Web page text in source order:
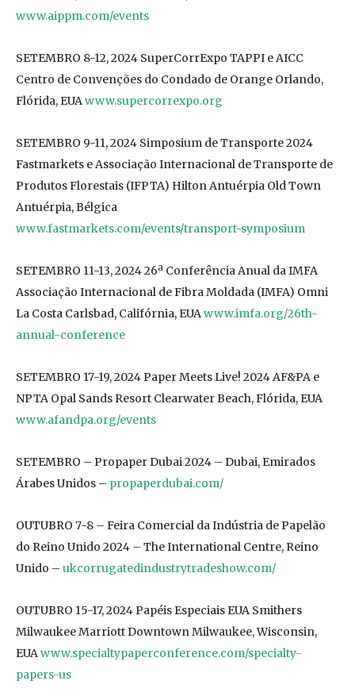
www.aippm.com/events
SETEMBRO 8-12, 2024 SuperCorrExpo TAPPI e AICC
Centro de Convenções do Condado de Orange Orlando,
Flórida, EUAwww.supercorrexpo.org
SETEMBRO 9-11, 2024 Simposium de Transporte 2024
Fastmarkets e Associação Internacional de Transporte de
Produtos Florestais (IFPTA) Hilton Antuérpia Old Town
Antuérpia, Bélgica
www.fastmarkets.com/events/transport-symposium
SETEMBRO 11-13, 2024 26ª Conferência Anual da IMFA
Associação Internacional de Fibra Moldada (IMFA) Omni
La Costa Carlsbad, Califórnia, EUAwww.imfa.org/26th-
annual-conference
SETEMBRO 17-19, 2024 Paper Meets Live! 2024 AF&PA e
NPTA Opal Sands Resort Clearwater Beach, Flórida, EUA
www.afandpa.org/events
SETEMBRO – Propaper Dubai 2024 – Dubai, Emirados
Árabes Unidos – propaperdubai.com/
OUTUBRO 7-8 – Feira Comercial da Indústria de Papelão
do Reino Unido 2024 – The International Centre, Reino
Unido – ukcorrugatedindustrytradeshow.com/
OUTUBRO 15-17, 2024 Papéis Especiais EUA Smithers
Milwaukee Marriott Downtown Milwaukee, Wisconsin,
EUAwww.specialtypaperconference.com/specialty-
papers-us